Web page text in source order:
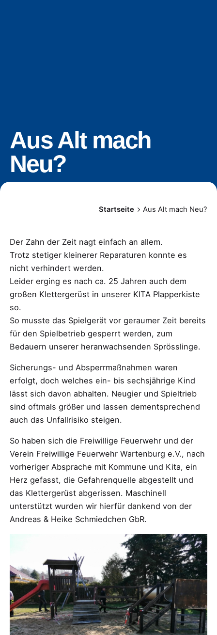
Aus Alt mach
Neu?
Startseite Aus Alt mach Neu?
Der Zahn der Zeit nagt einfach an allem.
Trotz stetiger kleinerer Reparaturen konnte es
nicht verhindert werden.
Leider erging es nach ca. 25 Jahren auch dem
großen Klettergerüst in unserer KITA Plapperkiste
so.
So musste das Spielgerät vor geraumer Zeit bereits
für den Spielbetrieb gesperrt werden, zum
Bedauern unserer heranwachsenden Sprösslinge.
Sicherungs- und Absperrmaßnahmen waren
erfolgt, doch welches ein- bis sechsjährige Kind
lässt sich davon abhalten. Neugier und Spieltrieb
sind oftmals größer und lassen dementsprechend
auch das Unfallrisiko steigen.
So haben sich die Freiwillige Feuerwehr und der
Verein Freiwillige Feuerwehr Wartenburg e.V., nach
vorheriger Absprache mit Kommune und Kita, ein
Herz gefasst, die Gefahrenquelle abgestellt und
das Klettergerüst abgerissen. Maschinell
unterstützt wurden wir hierfür dankend von der
Andreas & Heike Schmiedchen GbR.